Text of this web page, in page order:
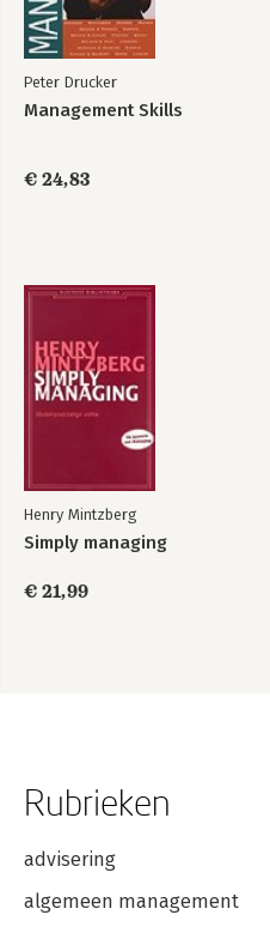
6. Effectief management
Tot de managementessentie
-Ongelukkige en gezonde
-Een raamwerk voor effectiviteit
-Selectie, beoordeling en
-Management, natuurlijk
Register
Peter Drucker
Management Skills
€ 24,83
Henry Mintzberg
Simply managing
€ 21,99
Rubrieken
advisering
algemeen management